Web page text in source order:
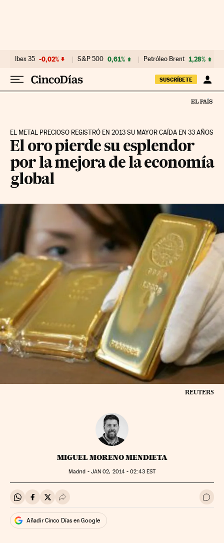
Ibex 35 -0,02% S&P 500 0,61% Petróleo Brent 1,28%
SUSCRÍBETE
EL METAL PRECIOSO REGISTRÓ EN 2013 SU MAYOR CAÍDA EN 33 AÑOS
El oro pierde su esplendor
por la mejora de la economía
global
REUTERS
MIGUEL MORENO MENDIETA
Madrid - JAN 02, 2014 - 02:43EST
Compartir en Whatsapp
Compartir en Facebook
Compartir en Twitter
Desplegar Redes Sociales Ir a
Añadir Cinco Días en Google